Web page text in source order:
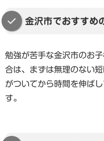
金沢市でおすすめ
勉強が苦手な金沢市のお
合は、まずは無理のない
がついてから時間を伸ば
す。